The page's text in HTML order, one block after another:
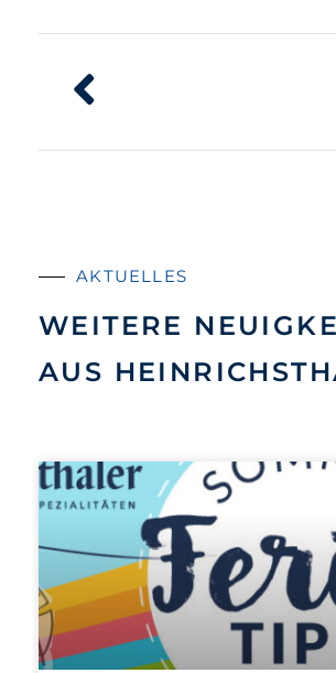
AKTUELLES
WEITERE
AUS